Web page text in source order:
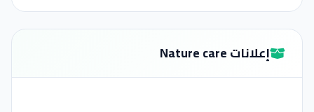
إعلانات Nature care